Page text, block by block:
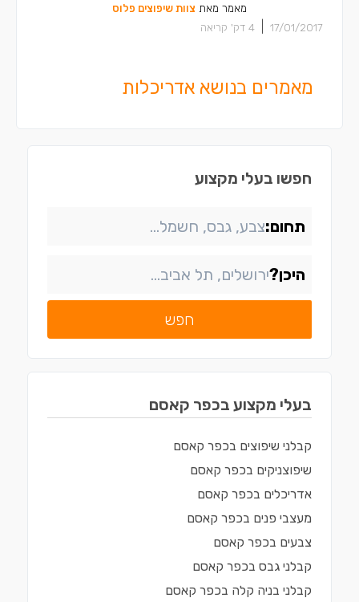
מאמר מאת צוות שיפוצים פלוס
17/01/2017
4 דק' קריאה
מאמרים בנושא אדריכלות
חפשו בעלי מקצוע
תחום:
היכן?
חפש
בעלי מקצוע בכפר קאסם
קבלני שיפוצים בכפר קאסם
שיפוצניקים בכפר קאסם
אדריכלים בכפר קאסם
מעצבי פנים בכפר קאסם
צבעים בכפר קאסם
קבלני גבס בכפר קאסם
קבלני בניה קלה בכפר קאסם